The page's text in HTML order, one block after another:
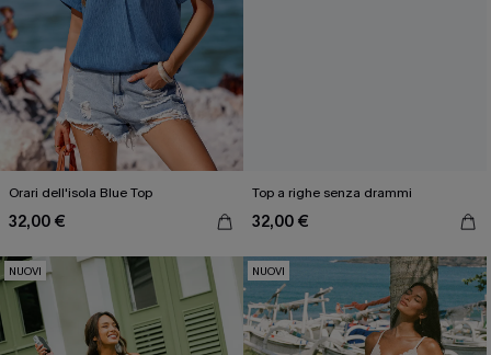
Orari dell'isola Blue Top
32,00 €
Top a righe senza drammi
32,00 €
NUOVI NUOVI